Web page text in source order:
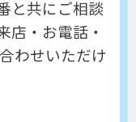
と共にご相談
店・お電話・
わせいただけ